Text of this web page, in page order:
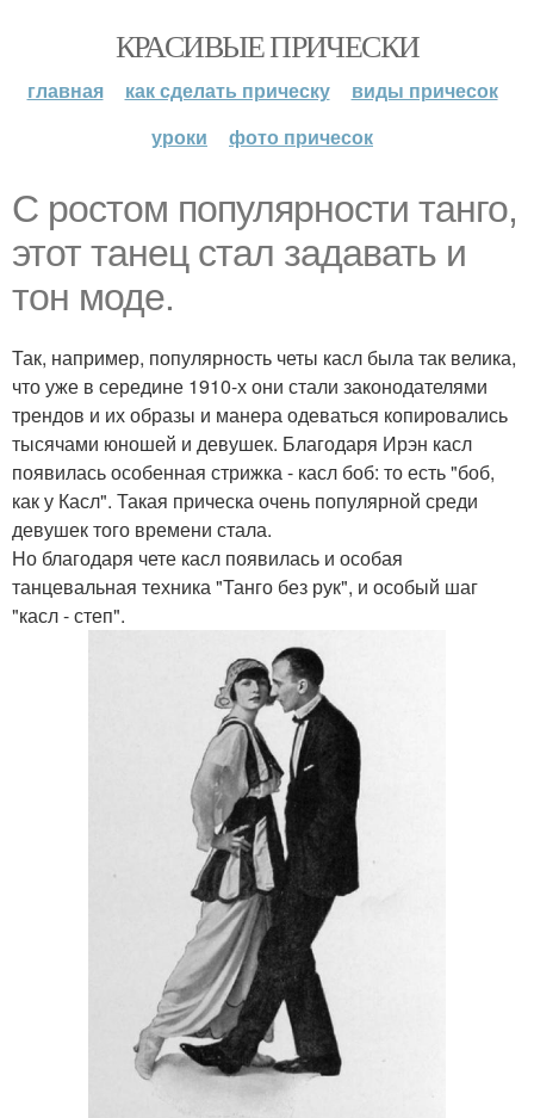
КРАСИВЫЕ ПРИЧЕСКИ
главная как сделать прическу
виды причесок
уроки
фото причесок
С ростом популярности танго,
этот танец стал задавать и
тон моде.
Так, например, популярность четы касл была так велика,
что уже в середине 1910-х они стали законодателями
трендов и их образы и манера одеваться копировались
тысячами юношей и девушек. Благодаря Ирэн касл
появилась особенная стрижка - касл боб: то есть "боб,
как у Касл". Такая прическа очень популярной среди
девушек того времени стала.
Но благодаря чете касл появилась и особая
танцевальная техника "Танго без рук", и особый шаг
"касл - степ".